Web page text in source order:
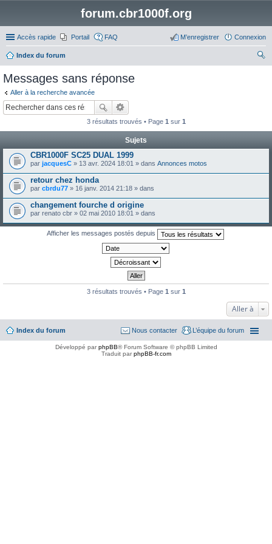
forum.cbr1000f.org
Accès rapide Portail FAQ Connexion
M’enregistrer
Index du forum
Messages sans réponse
Aller à la recherche avancée
3 résultats trouvés • Page 1 sur 1
Sujets
CBR1000F SC25 DUAL 1999
par jacquesC » 13 avr. 2024 18:01 » dans Annonces motos
retour chez honda
par cbrdu77 » 16 janv. 2014 21:18 » dans
changement fourche d origine
par renato cbr » 02 mai 2010 18:01 » dans
Afficher les messages postés depuis
3 résultats trouvés • Page 1 sur 1
Aller à
Index du forum L’équipe du forum
Nous contacter
Développé parphpBB® Forum Software © phpBB Limited
Traduit parphpBB-fr.com